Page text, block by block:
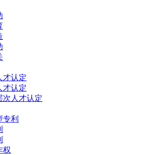
才认定
才认定
次人才认定
专利
权